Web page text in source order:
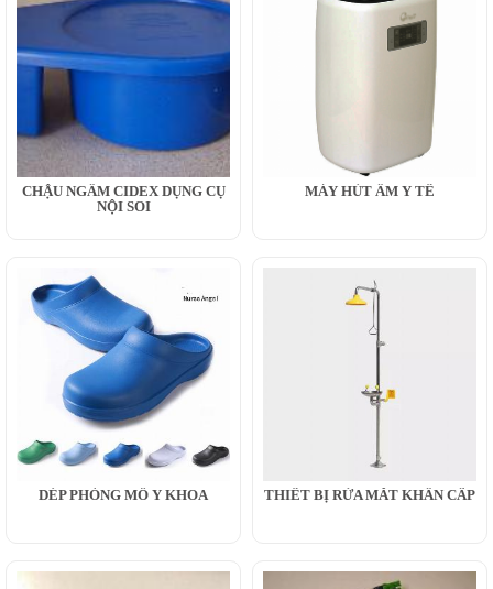
CHẬU NGÂM CIDEX DỤNG CỤ
NỘI SOI
MÁY HÚT ẨM Y TẾ
DÉP PHÒNG MỔ Y KHOA THIẾT BỊ RỬA MẮT KHẨN CẤP